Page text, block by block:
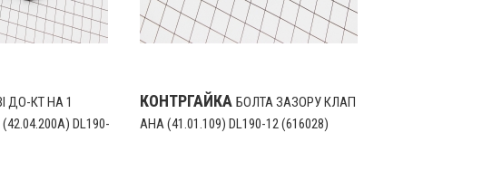
ДО-КТ НА 1
DL190-
КОНТРГАЙКА БОЛТА ЗАЗОРУ КЛАП
АНА (41.01.109) DL190-12 (616028)